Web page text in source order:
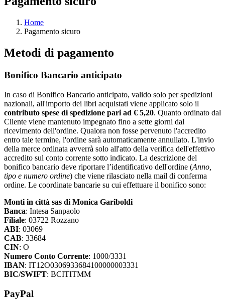
Home
Pagamento sicuro
Metodi di pagamento
Bonifico Bancario anticipato
In caso di Bonifico Bancario anticipato, valido solo per spedizioni
nazionali, all'importo dei libri acquistati viene applicato solo il
contributo spese di spedizione pari ad € 5,20. Quanto ordinato dal
Cliente viene mantenuto impegnato fino a sette giorni dal
ricevimento dell'ordine. Qualora non fosse pervenuto l'accredito
entro tale termine, l'ordine sarà automaticamente annullato. L'invio
della merce ordinata avverrà solo all'atto della verifica dell'effettivo
accredito sul conto corrente sotto indicato. La descrizione del
bonifico bancario deve riportare l’identificativo dell'ordine (Anno,
tipo e numero ordine) che viene rilasciato nella mail di conferma
ordine. Le coordinate bancarie su cui effettuare il bonifico sono:
Monti in città sas di Monica Gariboldi
Banca: Intesa Sanpaolo
Filiale: 03722 Rozzano
ABI: 03069
CAB: 33684
CIN: O
Numero Conto Corrente: 1000/3331
IBAN: IT12O0306933684100000003331
BIC/SWIFT: BCITITMM
PayPal